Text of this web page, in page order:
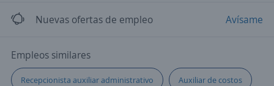
Nuevas ofertas de empleo Avísame
Empleos similares
Recepcionista auxiliar administrativo Auxiliar de costos